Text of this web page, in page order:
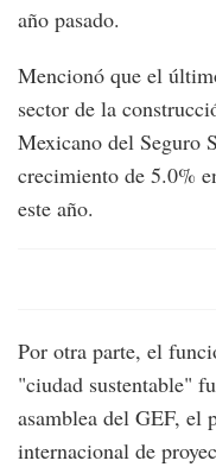
año pasado.
Mencionó que el
sector de la
Mexicano del Seguro
crecimiento de 5.0%
este año.
Por otra parte, el
"ciudad sustentable"
asamblea del GEF, el
internacional de